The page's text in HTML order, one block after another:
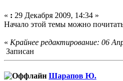
« : 29 Декабря 2009, 14:34 »
Начало этой темы можно
« Крайнее редактирование: 06
Записан
Шарапов Ю.